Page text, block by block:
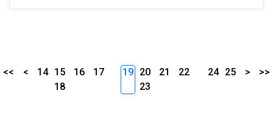
<< < 14 15 16
17
18
19 20 21
22
23
24 25 > >>